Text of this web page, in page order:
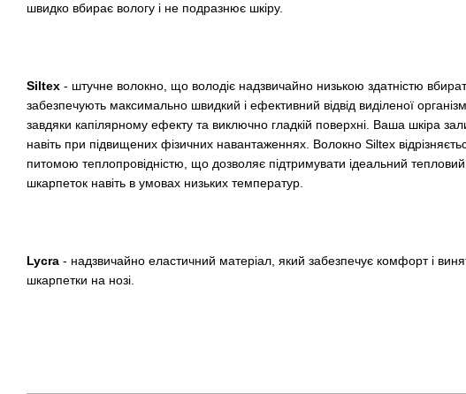
швидко вбирає вологу і не подразнює шкіру.
Siltex - штучне волокно, що володіє надзвичайно низькою здатністю
забезпечують максимально швидкий і ефективний відвід виділеної
завдяки капілярному ефекту та виключно гладкій поверхні. Ваша шкіра
навіть при підвищених фізичних навантаженнях. Волокно Siltex
питомою теплопровідністю, що дозволяє підтримувати ідеальний
шкарпеток навіть в умовах низьких температур.
Lycra - надзвичайно еластичний матеріал, який забезпечує комфорт і
шкарпетки на нозі.